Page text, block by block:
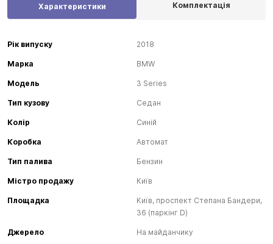
Характеристики Комплектація
Рік випуску 2018
Марка BMW
Модель 3 Series
Тип кузову Седан
Колір Синій
Коробка Автомат
Тип палива Бензин
Містро продажу Київ
Площадка
Київ, проспект Степана Бандери,
36 (паркінг D)
Джерело На майданчику